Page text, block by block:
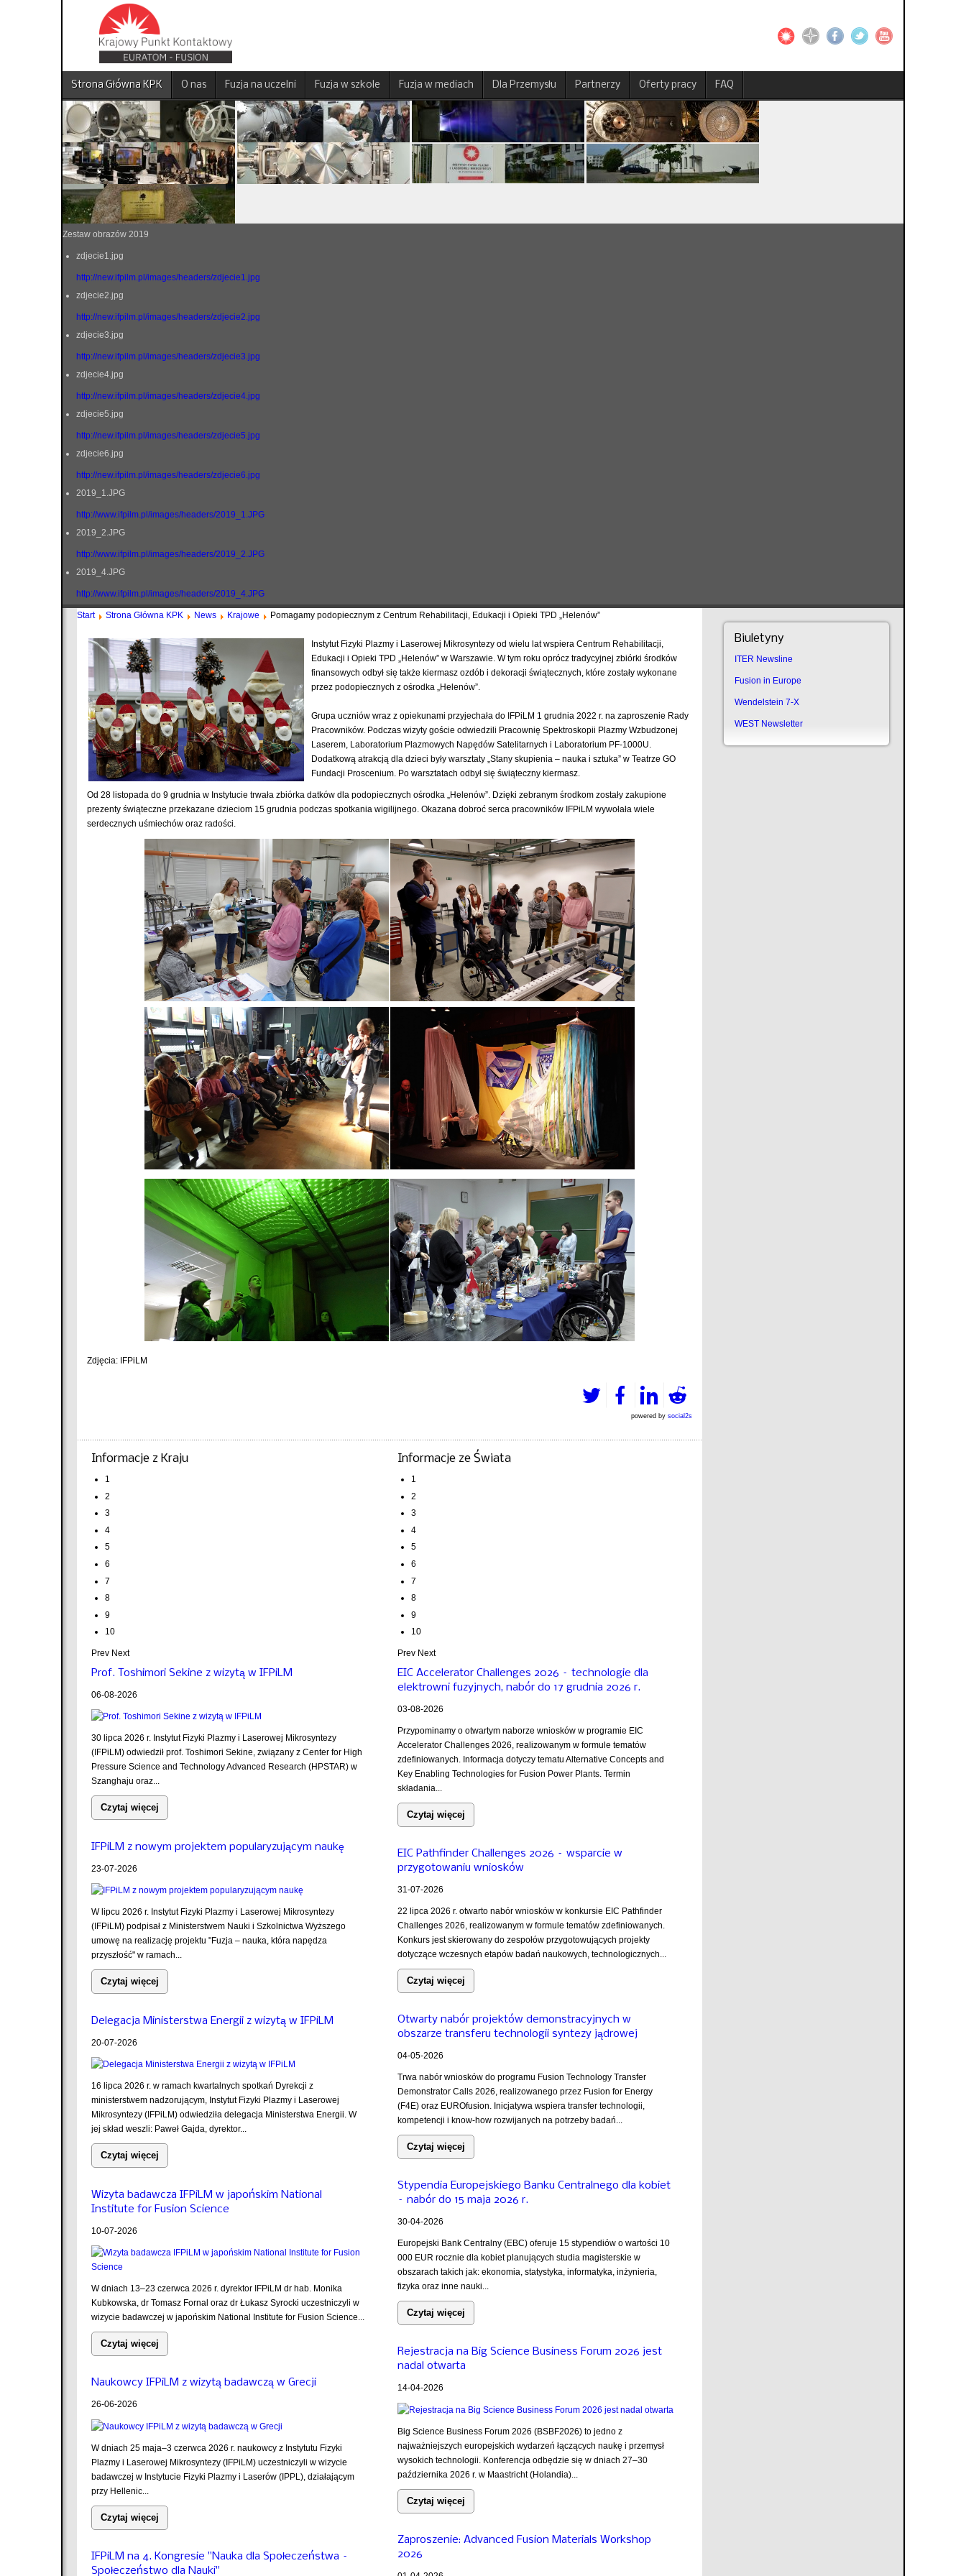
Strona Główna KPK O nas Fuzja na uczelni Fuzja w szkole Fuzja w mediach Dla Przemysłu Partnerzy Oferty pracy FAQ
Zestaw obrazów 2019
zdjecie1.jpg
http://new.ifpilm.pl/images/headers/zdjecie1.jpg
zdjecie2.jpg
http://new.ifpilm.pl/images/headers/zdjecie2.jpg
zdjecie3.jpg
http://new.ifpilm.pl/images/headers/zdjecie3.jpg
zdjecie4.jpg
http://new.ifpilm.pl/images/headers/zdjecie4.jpg
zdjecie5.jpg
http://new.ifpilm.pl/images/headers/zdjecie5.jpg
zdjecie6.jpg
http://new.ifpilm.pl/images/headers/zdjecie6.jpg
2019_1.JPG
http://www.ifpilm.pl/images/headers/2019_1.JPG
2019_2.JPG
http://www.ifpilm.pl/images/headers/2019_2.JPG
2019_4.JPG
http://www.ifpilm.pl/images/headers/2019_4.JPG
Start Strona Główna KPK News Krajowe Pomagamy podopiecznym z Centrum Rehabilitacji, Edukacji i Opieki TPD „Helenów”
Instytut Fizyki Plazmy i Laserowej Mikrosyntezy od wielu lat wspiera Centrum Rehabilitacji,
Edukacji i Opieki TPD „Helenów” w Warszawie. W tym roku oprócz tradycyjnej zbiórki środków
finansowych odbył się także kiermasz ozdób i dekoracji świątecznych, które zostały wykonane
przez podopiecznych z ośrodka „Helenów”.
Grupa uczniów wraz z opiekunami przyjechała do IFPiLM 1 grudnia 2022 r. na zaproszenie Rady
Pracowników. Podczas wizyty goście odwiedzili Pracownię Spektroskopii Plazmy Wzbudzonej
Laserem, Laboratorium Plazmowych Napędów Satelitarnych i Laboratorium PF-1000U.
Dodatkową atrakcją dla dzieci były warsztaty „Stany skupienia – nauka i sztuka” w Teatrze GO
Fundacji Proscenium. Po warsztatach odbył się świąteczny kiermasz.
Od 28 listopada do 9 grudnia w Instytucie trwała zbiórka datków dla podopiecznych ośrodka „Helenów”. Dzięki zebranym środkom zostały zakupione
prezenty świąteczne przekazane dzieciom 15 grudnia podczas spotkania wigilijnego. Okazana dobroć serca pracowników IFPiLM wywołała wiele
serdecznych uśmiechów oraz radości.
Zdjęcia: IFPiLM
powered by social2s
Informacje z Kraju
1
2
3
4
5
6
7
8
9
10
Prev Next
Prof. Toshimori Sekine z wizytą w IFPiLM
06-08-2026
30 lipca 2026 r. Instytut Fizyki Plazmy i Laserowej Mikrosyntezy
(IFPiLM) odwiedził prof. Toshimori Sekine, związany z Center for High
Pressure Science and Technology Advanced Research (HPSTAR) w
Szanghaju oraz...
Czytaj więcej
IFPiLM z nowym projektem popularyzującym naukę
23-07-2026
W lipcu 2026 r. Instytut Fizyki Plazmy i Laserowej Mikrosyntezy
(IFPiLM) podpisał z Ministerstwem Nauki i Szkolnictwa Wyższego
umowę na realizację projektu "Fuzja – nauka, która napędza
przyszłość" w ramach...
Czytaj więcej
Delegacja Ministerstwa Energii z wizytą w IFPiLM
20-07-2026
16 lipca 2026 r. w ramach kwartalnych spotkań Dyrekcji z
ministerstwem nadzorującym, Instytut Fizyki Plazmy i Laserowej
Mikrosyntezy (IFPiLM) odwiedziła delegacja Ministerstwa Energii. W
jej skład weszli: Paweł Gajda, dyrektor...
Czytaj więcej
Wizyta badawcza IFPiLM w japońskim National
Institute for Fusion Science
10-07-2026
W dniach 13–23 czerwca 2026 r. dyrektor IFPiLM dr hab. Monika
Kubkowska, dr Tomasz Fornal oraz dr Łukasz Syrocki uczestniczyli w
wizycie badawczej w japońskim National Institute for Fusion Science...
Czytaj więcej
Naukowcy IFPiLM z wizytą badawczą w Grecji
26-06-2026
W dniach 25 maja–3 czerwca 2026 r. naukowcy z Instytutu Fizyki
Plazmy i Laserowej Mikrosyntezy (IFPiLM) uczestniczyli w wizycie
badawczej w Instytucie Fizyki Plazmy i Laserów (IPPL), działającym
przy Hellenic...
Czytaj więcej
IFPiLM na 4. Kongresie "Nauka dla Społeczeństwa –
Społeczeństwo dla Nauki"
Informacje ze Świata
1
2
3
4
5
6
7
8
9
10
Prev Next
EIC Accelerator Challenges 2026 – technologie dla
elektrowni fuzyjnych, nabór do 17 grudnia 2026 r.
03-08-2026
Przypominamy o otwartym naborze wniosków w programie EIC
Accelerator Challenges 2026, realizowanym w formule tematów
zdefiniowanych. Informacja dotyczy tematu Alternative Concepts and
Key Enabling Technologies for Fusion Power Plants. Termin
składania...
Czytaj więcej
EIC Pathfinder Challenges 2026 – wsparcie w
przygotowaniu wniosków
31-07-2026
22 lipca 2026 r. otwarto nabór wniosków w konkursie EIC Pathfinder
Challenges 2026, realizowanym w formule tematów zdefiniowanych.
Konkurs jest skierowany do zespołów przygotowujących projekty
dotyczące wczesnych etapów badań naukowych, technologicznych...
Czytaj więcej
Otwarty nabór projektów demonstracyjnych w
obszarze transferu technologii syntezy jądrowej
04-05-2026
Trwa nabór wniosków do programu Fusion Technology Transfer
Demonstrator Calls 2026, realizowanego przez Fusion for Energy
(F4E) oraz EUROfusion. Inicjatywa wspiera transfer technologii,
kompetencji i know-how rozwijanych na potrzeby badań...
Czytaj więcej
Stypendia Europejskiego Banku Centralnego dla kobiet
– nabór do 15 maja 2026 r.
30-04-2026
Europejski Bank Centralny (EBC) oferuje 15 stypendiów o wartości 10
000 EUR rocznie dla kobiet planujących studia magisterskie w
obszarach takich jak: ekonomia, statystyka, informatyka, inżynieria,
fizyka oraz inne nauki...
Czytaj więcej
Rejestracja na Big Science Business Forum 2026 jest
nadal otwarta
14-04-2026
Big Science Business Forum 2026 (BSBF2026) to jedno z
najważniejszych europejskich wydarzeń łączących naukę i przemysł
wysokich technologii. Konferencja odbędzie się w dniach 27–30
października 2026 r. w Maastricht (Holandia)...
Czytaj więcej
Zaproszenie: Advanced Fusion Materials Workshop
2026
Biuletyny
ITER Newsline
Fusion in Europe
Wendelstein 7-X
WEST Newsletter